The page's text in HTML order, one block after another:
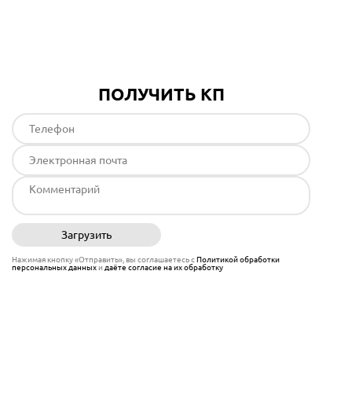
ПОЛУЧИТЬ КП
Загрузить
Нажимая кнопку «Отправить», вы соглашаетесь сПолитикой обработки
персональных данныхи даёте согласие на их обработку